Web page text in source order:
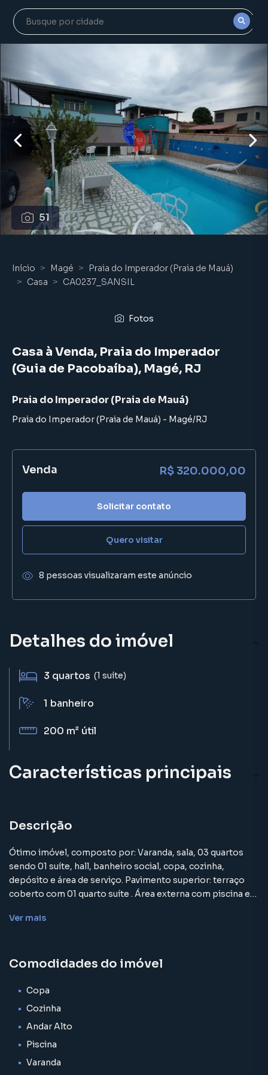
51
Detalhes do imóvel
3 quartos (1 suíte)
1 banheiro
200 m² útil
Características principais
Descrição
Ótimo imóvel, composto por: Varanda, sala, 03 quartos
sendo 01 suíte, hall, banheiro social, copa, cozinha,
depósito e área de serviço. Pavimento superior: terraço
coberto com 01 quarto suíte . Área externa com piscina e
Imperador (Praia de Mauá), em Magé. Não encontrou o que
Magé? Entre em contato com nossa equipe pelo telefone
(21) 3633-1570.
A Sansil Imóveis tem mais opções de apartamentos, casas
residenciais e comerciais, sobrados, terrenos, lojas e
barracões para venda ou locação, além de
Ver mais
Comodidades do imóvel
Copa
Cozinha
Andar Alto
Piscina
Varanda
Início Magé
Praia do Imperador (Praia de Mauá)
Casa
CA0237_SANSIL
Fotos
Casa à Venda, Praia do Imperador
(Guia de Pacobaíba), Magé, RJ
Praia do Imperador (Praia de Mauá)
Praia do Imperador (Praia de Mauá) - Magé/RJ
Venda R$ 320.000,00
Solicitar contato
Quero visitar
8 pessoas visualizaram este anúncio